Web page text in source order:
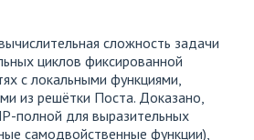
сложность задачи
циклов фиксированной
с локальными функциями,
из решётки Поста. Доказано,
полной для выразительных
самодвойственные функции),